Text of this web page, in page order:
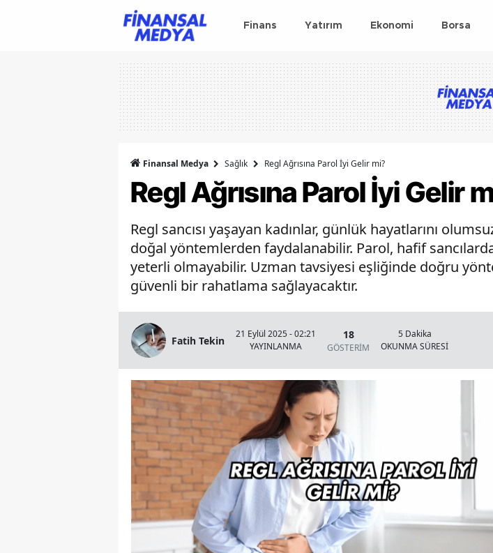
Finans Yatırım Ekonomi Borsa
Finansal Medya Sağlık Regl Ağrısına Parol İyi Gelir mi?
Regl Ağrısına Parol İyi Gelir
Regl sancısı yaşayan kadınlar, günlük hayatlarını
doğal yöntemlerden faydalanabilir. Parol, hafif
yeterli olmayabilir. Uzman tavsiyesi eşliğinde doğru
güvenli bir rahatlama sağlayacaktır.
Fatih Tekin
21 Eylül 2025 - 02:21
YAYINLANMA
18
GÖSTERİM
5 Dakika
OKUNMA SÜRESİ